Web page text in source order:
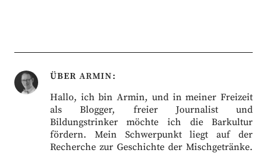
ÜBER ARMIN
Hallo, ich bin Armin, und in meiner Freizeit
als Blogger, freier Journalist und
Bildungstrinker möchte ich die Barkultur
fördern. Mein Schwerpunkt liegt auf der
Recherche zur Geschichte der Mischgetränke.